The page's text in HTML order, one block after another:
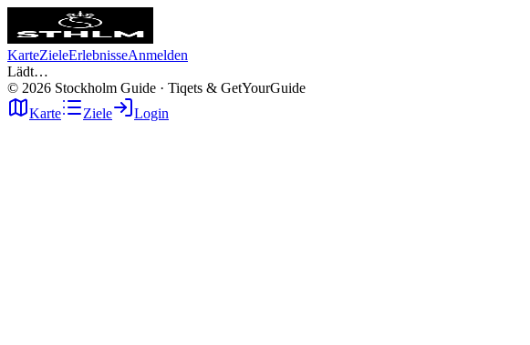
KarteZieleErlebnisseAnmelden
Lädt…
© 2026 Stockholm Guide · Tiqets & GetYourGuide
Karte
Ziele Login